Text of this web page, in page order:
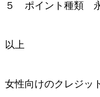
５ ポイント種類
以上
女性向けのクレジッ